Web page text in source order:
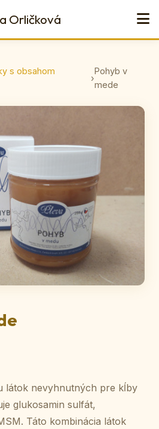
Orličková
s obsahom
›
Pohyb v
mede
látok nevyhnutných pre kĺby
glukosamin sulfát,
Táto kombinácia látok